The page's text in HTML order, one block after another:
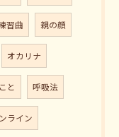
習曲 親の顔
オカリナ
と 呼吸法
ライン